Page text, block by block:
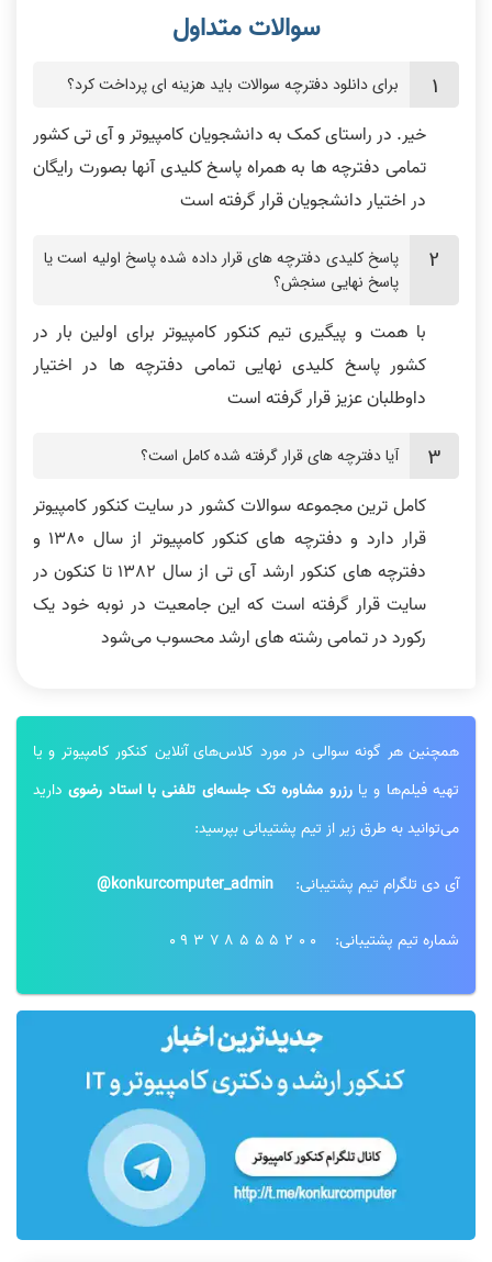
برای دانلود دفترچه سوالات باید هزینه ای پرداخت کرد؟
خیر. در راستای کمک به دانشجویان کامپیوتر و آی تی کشور
تمامی دفترچه ها به همراه پاسخ کلیدی آنها بصورت رایگان
در اختیار دانشجویان قرار گرفته است
پاسخ کلیدی دفترچه های قرار داده شده پاسخ اولیه است یا
پاسخ نهایی سنجش؟
با همت و پیگیری تیم کنکور کامپیوتر برای اولین بار در
کشور پاسخ کلیدی نهایی تمامی دفترچه ها در اختیار
داوطلبان عزیز قرار گرفته است
آیا دفترچه های قرار گرفته شده کامل است؟
کامل ترین مجموعه سوالات کشور در سایت کنکور کامپیوتر
قرار دارد و دفترچه های کنکور کامپیوتر از سال 1380 و
دفترچه های کنکور ارشد آی تی از سال 1382 تا کنکون در
سایت قرار گرفته است که این جامعیت در نوبه خود یک
رکورد در تمامی رشته های ارشد محسوب می‌شود
همچنین هر گونه سوالی در مورد کلاس‌های آنلاین کنکور کامپیوتر و یا
تهیه فیلم‌ها و یارزرو مشاوره تک جلسه‌ای تلفنی با استاد رضویدارید
می‌توانید به طرق زیر از تیم پشتیبانی بپرسید:
آی دی تلگرام تیم پشتیبانی: konkurcomputer_admin@
شماره تیم پشتیبانی: 09378555200